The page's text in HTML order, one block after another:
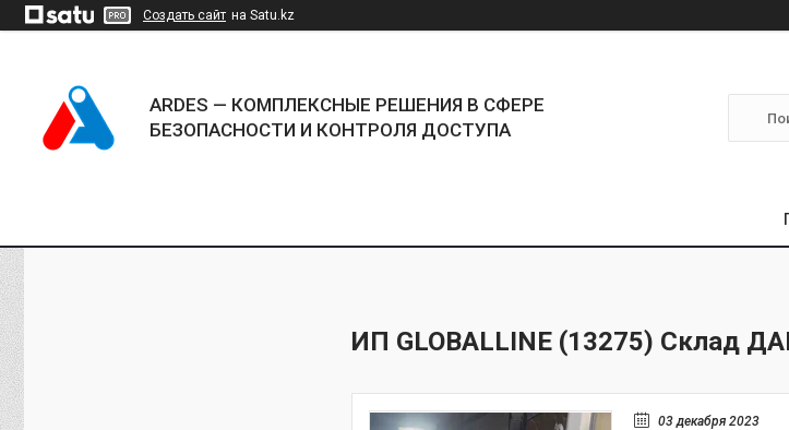
Создать сайт на Satu.kz
ARDES — КОМПЛЕКСНЫЕ РЕШЕНИЯ В СФЕРЕ
БЕЗОПАСНОСТИ И КОНТРОЛЯ ДОСТУПА
ИП GLOBALLINE (13275) Склад
03 декабря 2023